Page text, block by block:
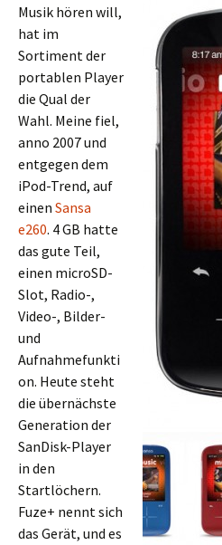
Musik hören will,
hat im
Sortiment der
portablen Player
die Qual der
Wahl. Meine fiel,
anno 2007 und
entgegen dem
iPod-Trend, auf
einen Sansa
e260. 4 GB hatte
das gute Teil,
einen microSD-
Slot, Radio-,
Video-, Bilder-
und
Aufnahmefunkti
on. Heute steht
die übernächste
Generation der
SanDisk-Player
in den
Startlöchern.
Fuze+ nennt sich
das Gerät, und es